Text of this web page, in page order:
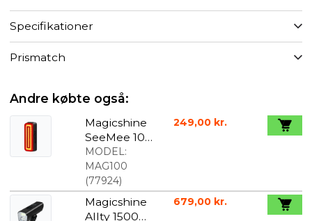
Specifikationer
Prismatch
Andre købte også:
Magicshine
SeeMee 100
V2
Baglygte
med Lys og
bevægelses
sensor
MODEL:
MAG100
(77924)
249,00 kr.
Magicshine
Allty 1500S
679,00 kr.